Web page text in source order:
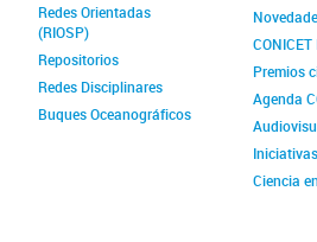
Redes Orientadas
(RIOSP)
Repositorios
Redes Disciplinares
Buques Oceanográficos
Premios
Agenda
Iniciativas
Ciencia